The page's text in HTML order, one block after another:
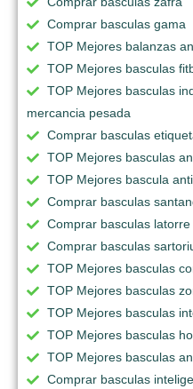
Comprar basculas gama
TOP Mejores balanzas
TOP Mejores basculas
TOP Mejores basculas
mercancia pesada
Comprar basculas
TOP Mejores basculas
TOP Mejores bascula
Comprar basculas
Comprar basculas latorre
Comprar basculas
TOP Mejores basculas
TOP Mejores basculas
TOP Mejores basculas
TOP Mejores basculas
TOP Mejores basculas
Comprar basculas